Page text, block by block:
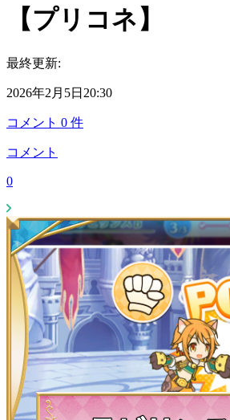
【プリコネ】
最終更新:
2026年2月5日20:30
コメント 0 件
コメント
0